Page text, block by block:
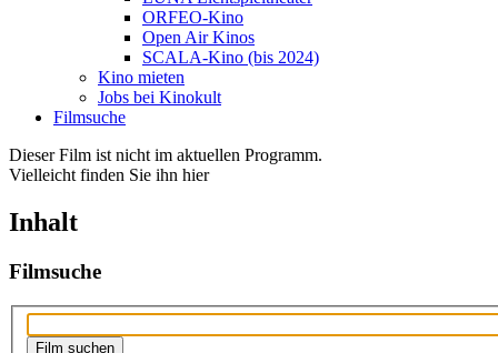
ORFEO-Kino
Open Air Kinos
SCALA-Kino (bis 2024)
Kino mieten
Jobs bei Kinokult
Filmsuche
Dieser Film ist nicht im aktuellen Programm.
Vielleicht finden Sie ihn hier
Inhalt
Filmsuche